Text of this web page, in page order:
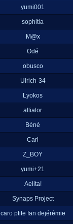
yumi001
sophitia
M@x
Odé
obusco
Ulrich-34
Lyokos
alliator
Béné
Carl
Z_BOY
yumi+21
Aelita!
Synaps Project
caro ptite fan dejérémie